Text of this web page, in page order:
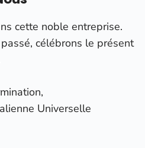
cette noble entreprise.
célébrons le présent
Universelle